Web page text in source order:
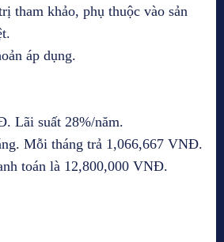
tham khảo, phụ thuộc vào sản
áp dụng.
Lãi suất 28%/năm.
Mỗi tháng trả 1,066,667 VNĐ.
toán là 12,800,000 VNĐ.